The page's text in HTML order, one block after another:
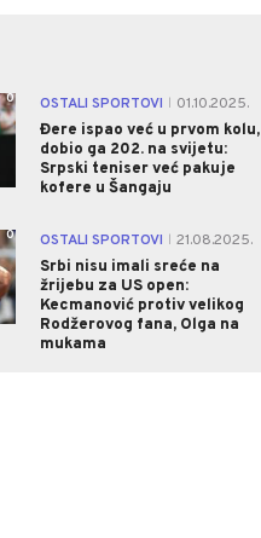
0 OSTALI SPORTOVI
01.10.2025.
Đere ispao već u prvom kolu,
dobio ga 202. na svijetu:
Srpski teniser već pakuje
kofere u Šangaju
0 OSTALI SPORTOVI
21.08.2025.
Srbi nisu imali sreće na
žrijebu za US open:
Kecmanović protiv velikog
Rodžerovog fana, Olga na
mukama